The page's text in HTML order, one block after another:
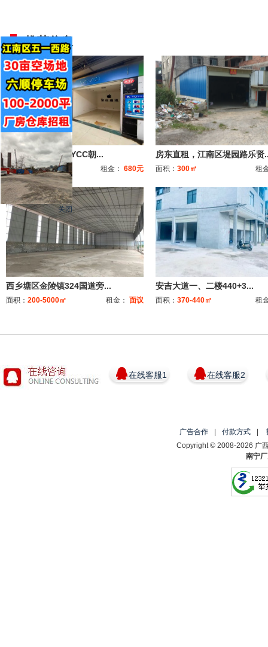
推荐信息
680元起，市中心YCC朝...
面积：3-1000㎡ 租金： 680元
房东直租，江南区堤园路乐贤
面积： 300㎡ 租
西乡塘区金陵镇324国道旁...
面积： 200-5000㎡ 租金： 面议
安吉大道一、二楼440+3...
面积： 370-440㎡ 租
在线客服1 在线客服2
广告合作 付款方式
Copyright © 2008-2026 广
南宁
关闭